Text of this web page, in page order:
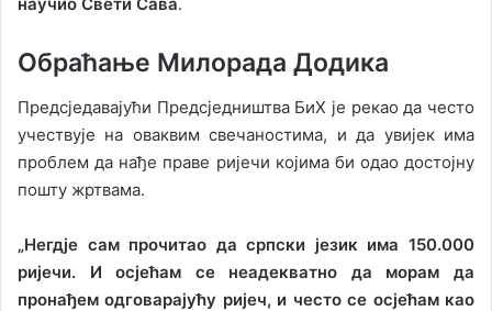
научио Свети Сава.
Обраћање Милорада Додика
Предсједавајући Предсједништва БиХ је рекао да често
учествује на оваквим свечаностима, и да увијек има
проблем да нађе праве ријечи којима би одао достојну
пошту жртвама.
„Негдје сам прочитао да српски језик има 150.000
ријечи. И осјећам се неадекватно да морам да
пронађем одговарајућу ријеч, и често се осјећам као